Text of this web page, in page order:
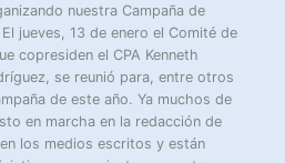
nuestra Campaña de
jueves, 13 de enero el Comité de
copresiden el CPA Kenneth
se reunió para, entre otros
de este año. Ya muchos de
en marcha en la redacción de
los medios escritos y están